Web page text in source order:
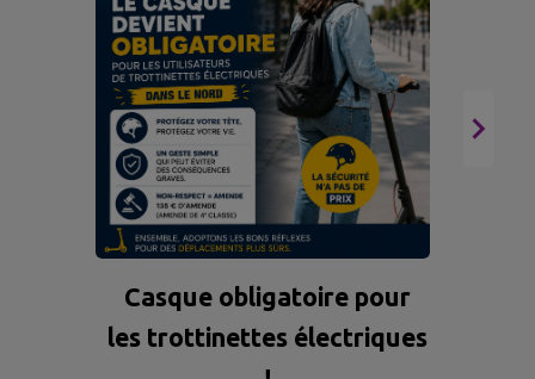
Casque obligatoire pour
les trottinettes électriques